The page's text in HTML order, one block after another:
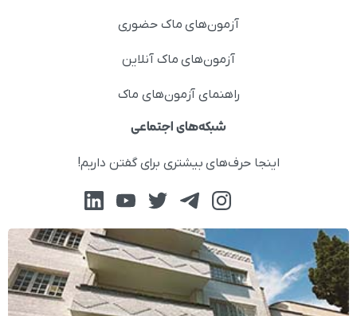
آزمون‌های ماک حضوری
آزمون‌های ماک آنلاین
راهنمای آزمون‌های ماک
شبکه‌های اجتماعی
اینجا حرف‌های بیشتری برای گفتن داریم!